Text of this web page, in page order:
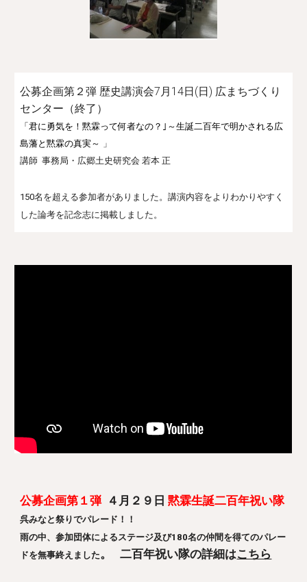
公募企画第２弾 歴史講演会7月14日(日) 広まちづくり
センター（終了）
「君に勇気を！黙霖って何者なの？｣～生誕二百年で明かされる広
島藩と黙霖の真実～
」
講師 事務局・広郷土史研究会 若本 正
150名を超える参加者がありました。講演内容をよりわかりやすく
した論考を記念志に掲載しました。
公募企画第１弾 ４月２９日黙霖生誕二百年祝い隊
呉みなと祭りでパレード！！
雨の中、参加団体によるステージ及び180名の仲間を得てのパレー
ドを無事終えました 。 二百年祝い隊の詳細はこちら